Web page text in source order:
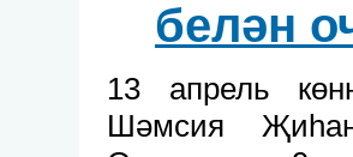
белән
13 апрель
Шәмсия